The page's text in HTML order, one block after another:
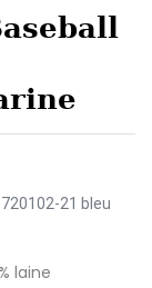
21 bleu
laine